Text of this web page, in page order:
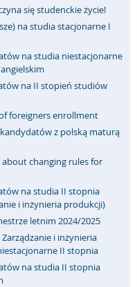
się studenckie życie!
na studia stacjonarne I
na studia niestacjonarne
na II stopień studiów
foreigners enrollment
z polską maturą
changing rules for
na studia II stopnia
i inżynieria produkcji)
letnim 2024/2025
i inżynieria
II stopnia
na studia II stopnia